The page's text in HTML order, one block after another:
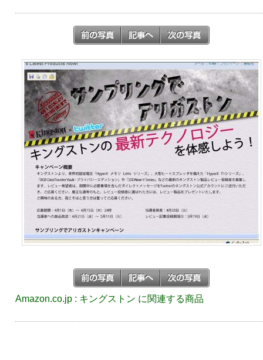
Amazon.co.jp : キングストン に関連する商品